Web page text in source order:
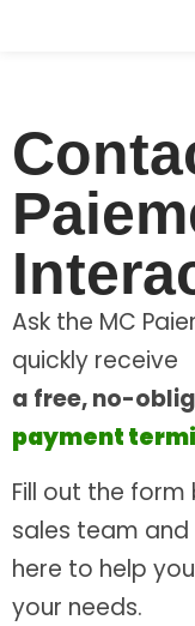
Ask the MC
quickly receive
a free, no-
payment
Fill out the
sales team and
here to help
your needs.